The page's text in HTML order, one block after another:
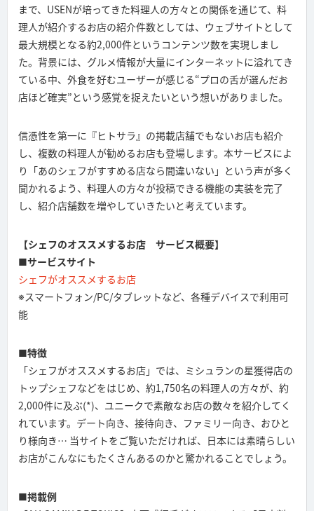
まで、USENが培ってきた料理人の方々との関係を通じて、料
理人が紹介するお店の紹介件数としては、ウェブサイトとして
最大規模となる約2,000件というコンテンツ数を実現しまし
た。背景には、グルメ情報が大量にインターネットに溢れてき
ている中、外食を好むユーザーが感じる“プロの舌が選んだお
店ほど確実”という感覚を捉えたいという想いがありました。
信憑性を第一に『ヒトサラ』の掲載店舗でもないお店も紹介
し、複数の料理人が勧めるお店も登場します。本サービスによ
り「あのシェフがすすめる店なら間違いない」という声が多く
聞かれるよう、料理人の方々が投稿できる機能の実装を完了
し、紹介店舗数を増やしていきたいと考えています。
【シェフのオススメするお店 サービス概要】
■サービスサイト
シェフがオススメするお店
※スマートフォン/PC/タブレットなど、各種デバイスで利用可
能
■特徴
「シェフがオススメするお店」では、ミシュランの星獲得店の
トップシェフなどをはじめ、約1,750名の料理人の方々が、約
2,000件に及ぶ(*)、ユニークで素敵なお店の数々を紹介してく
れています。デート向き、接待向き、ファミリー向き、おひと
り様向き… 当サイトをご覧いただければ、日本には素晴らしい
お店がこんなにもたくさんあるのかと驚かれることでしょう。
■掲載例